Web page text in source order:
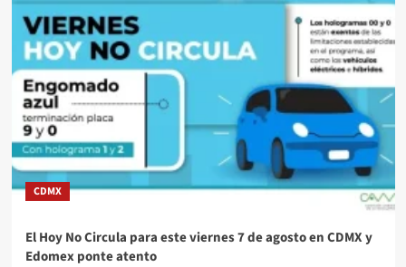
CDMX
El Hoy No Circula para este viernes 7 de agosto en CDMX y
Edomex ponte atento